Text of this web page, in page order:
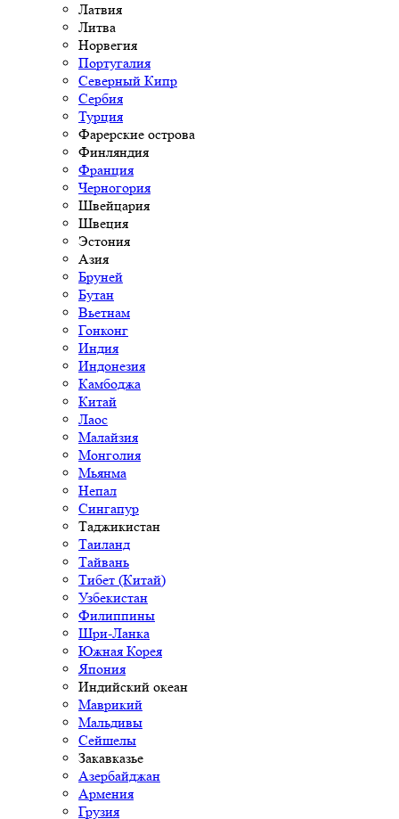
Латвия
Литва
Норвегия
Португалия
Северный Кипр
Сербия
Турция
Фарерские острова
Финляндия
Франция
Черногория
Швейцария
Швеция
Эстония
Азия
Бруней
Бутан
Вьетнам
Гонконг
Индия
Индонезия
Камбоджа
Китай
Лаос
Малайзия
Монголия
Мьянма
Непал
Сингапур
Таджикистан
Таиланд
Тайвань
Тибет (Китай)
Узбекистан
Филиппины
Шри-Ланка
Южная Корея
Япония
Индийский океан
Маврикий
Мальдивы
Сейшелы
Закавказье
Азербайджан
Армения
Грузия